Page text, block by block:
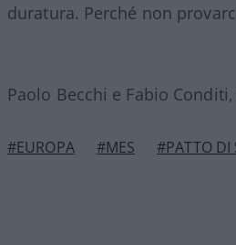
duratura. Perché non
Paolo Becchi e Fabio
#EUROPA #MES #PATTO DI